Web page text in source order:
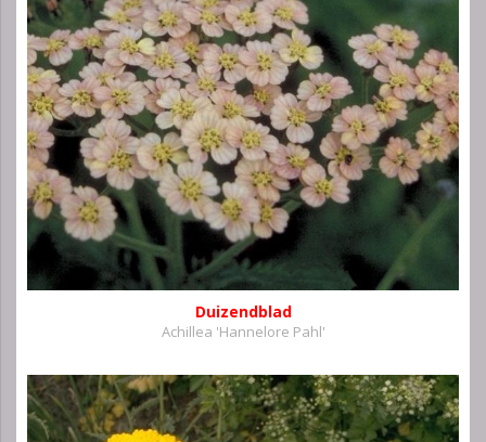
Duizendblad
Achillea 'Hannelore Pahl'